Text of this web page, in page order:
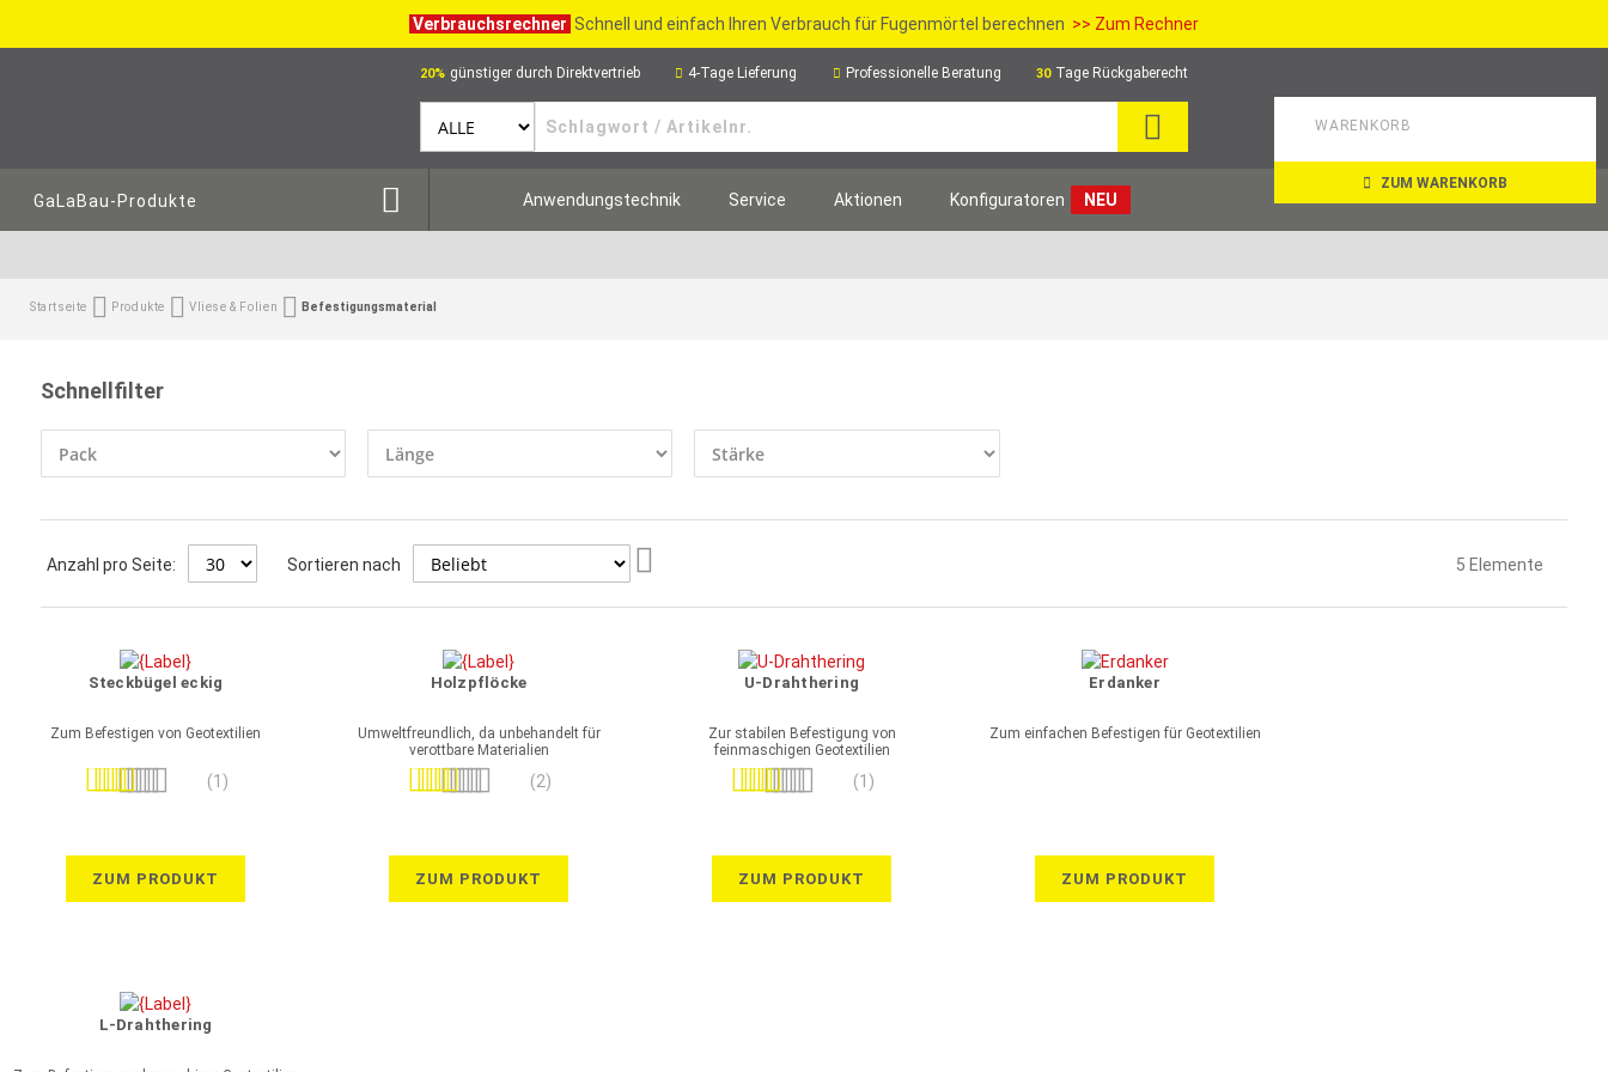
Verbrauchsrechner Schnell und einfach Ihren Verbrauch für Fugenmörtel berechnen >> Zum Rechner
20% günstiger durch Direktvertrieb 4-Tage Lieferung Professionelle Beratung 30 Tage Rückgaberecht
WARENKORB
ZUM WARENKORB
GaLaBau-Produkte Anwendungstechnik Service Aktionen Konfiguratoren NEU
Startseite Produkte Vliese & Folien Befestigungsmaterial
Schnellfilter
Anzahl pro Seite: Sortieren nach 5 Elemente
Steckbügel eckig
Zum Befestigen von Geotextilien
Bewertung: (1)
ZUM PRODUKT
Holzpflöcke
Umweltfreundlich, da unbehandelt für
verottbare Materialien
Bewertung:
(2)
ZUM PRODUKT
U-Drahthering
Zur stabilen Befestigung von
feinmaschigen Geotextilien
Bewertung:
(1)
ZUM PRODUKT
Erdanker
Zum einfachen Befestigen für Geotextilien
ZUM PRODUKT
L-Drahthering